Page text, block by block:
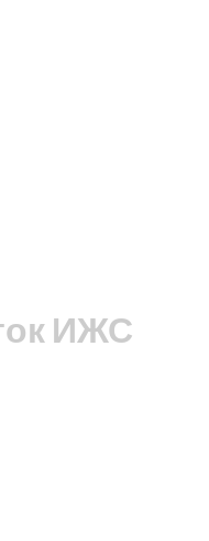
ИЖС